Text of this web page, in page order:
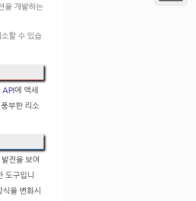
을 개발하는
할 수 있습
에 액세
부한 리소
전을 보여
도구입니
을 변화시